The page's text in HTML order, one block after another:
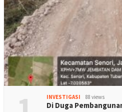
INVESTIGASI 88 views
Di Duga